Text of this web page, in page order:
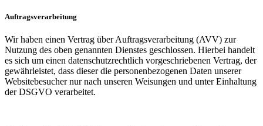
Auftragsverarbeitung
Wir haben einen Vertrag über Auftragsverarbeitung (AVV) zur
Nutzung des oben genannten Dienstes geschlossen. Hierbei handelt
es sich um einen datenschutzrechtlich vorgeschriebenen Vertrag, der
gewährleistet, dass dieser die personenbezogenen Daten unserer
Websitebesucher nur nach unseren Weisungen und unter Einhaltung
der DSGVO verarbeitet.